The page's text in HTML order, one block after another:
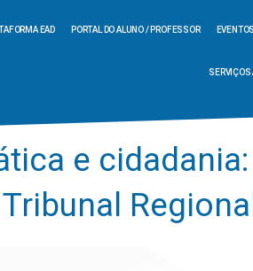
EAD PORTAL DO ALUNO / PROFESSOR
SERVIÇOS
e
Tribunal